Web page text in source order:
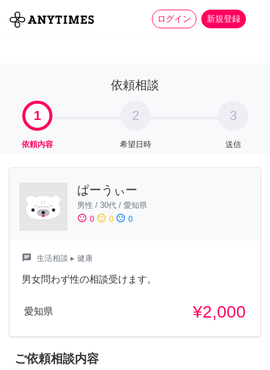
ログイン 新規登録
全て 家事 more_horiz
依頼相談
1
依頼内容
2
希望日時
3
送信
ぱーうぃー
男性 / 30代 / 愛知県
sentiment_satisfied 0 sentiment_neutral 0 sentiment_dissatisfied 0
chat 生活相談 ▸ 健康
男女問わず性の相談受けます。
愛知県 ¥2,000
ご依頼相談内容